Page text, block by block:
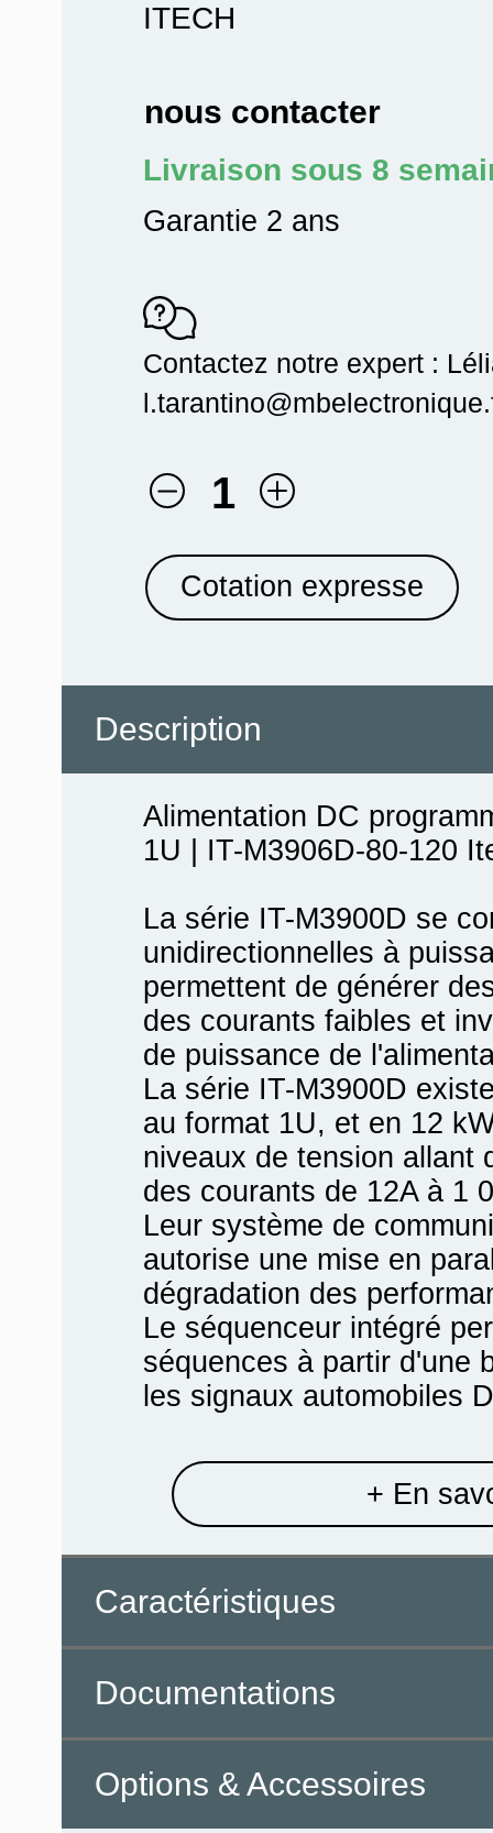
ITECH
nous contacter
Livraison sous 8
Garantie 2 ans
Contactez notre expert :
1
Cotation expresse
Description
Alimentation DC
1U | IT-M3906D-80-120
La série IT-M3900D se
unidirectionnelles à
permettent de générer
des courants faibles et
de puissance de
La série IT-M3900D
au format 1U, et en 12
niveaux de tension allant
des courants de 12A à 1
Leur système de
autorise une mise en
dégradation des
Le séquenceur intégré
séquences à partir d'une
les signaux automobiles
+ En
Caractéristiques
Documentations
Options & Accessoires